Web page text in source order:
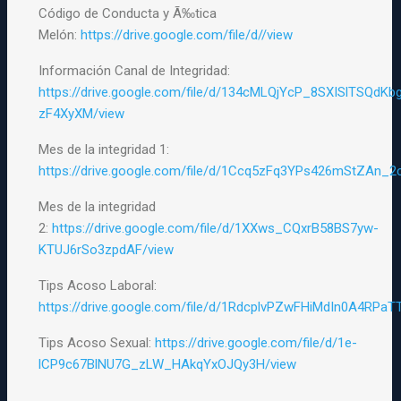
Código de Conducta y Ã‰tica
Melón:https://drive.google.com/file/d//view
Información Canal de Integridad:
https://drive.google.com/file/d/
zF4XyXM/view
Mes de la integridad 1:
https://drive.google.com/file/d/
Mes de la integridad
2:https://drive.google.com/file/d/1XXws_CQxrB58BS7yw-
KTUJ6rSo3zpdAF/view
Tips Acoso Laboral:
https://drive.google.com/file/d/
Tips Acoso Sexual:https://drive.google.com/file/d/1e-
lCP9c67BlNU7G_zLW_HAkqYxOJQy3H/view